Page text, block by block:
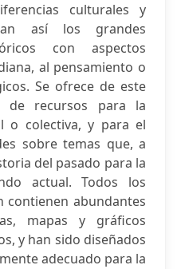
culturales y
así los grandes
con aspectos
al pensamiento o
Se ofrece de este
de recursos para la
o colectiva, y para el
sobre temas que, a
del pasado para la
actual. Todos los
contienen abundantes
mapas y gráficos
y han sido diseñados
adecuado para la